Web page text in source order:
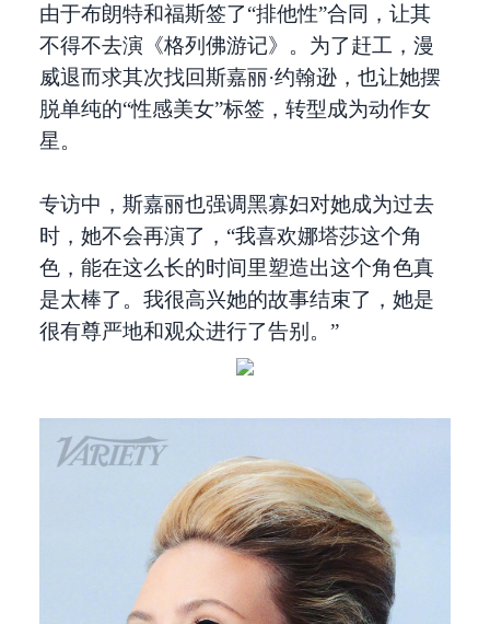
由于布朗特和福斯签了“排他性”合同，让其
不得不去演《格列佛游记》。为了赶工，漫
威退而求其次找回斯嘉丽·约翰逊，也让她摆
脱单纯的“性感美女”标签，转型成为动作女
星。
专访中，斯嘉丽也强调黑寡妇对她成为过去
时，她不会再演了，“我喜欢娜塔莎这个角
色，能在这么长的时间里塑造出这个角色真
是太棒了。我很高兴她的故事结束了，她是
很有尊严地和观众进行了告别。”